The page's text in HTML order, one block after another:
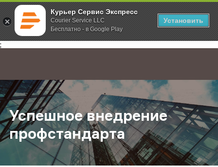
Курьер Сервис Экспресс
Courier Service LLC
Бесплатно - в Google Play
Установить
;
Главная О компании Новости Успешное внедрение
Успешное внедрение
профстандарта